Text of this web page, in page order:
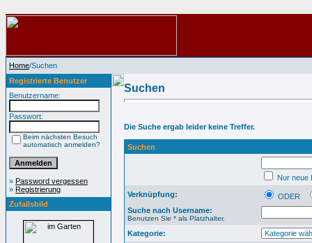
Home/Suchen
Registrierte Benutzer
Benutzername:
Passwort:
Beim nächsten Besuch
automatisch anmelden?
» Password vergessen
» Registrierung
Zufallsbild
Suchen
Die Suche ergab leider keine Treffer.
Suchen
Nur neue
Verknüpfung:
ODER
Suche nach Username:
Benutzen Sie * als Platzhalter.
Kategorie: